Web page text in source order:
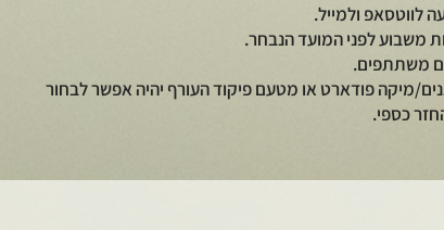
לווטסאפ ולמייל.
משבוע לפני המועד הנבחר.
משתתפים.
מיקה פודארט או מטעם פיקוד העורף יהיה אפשר לבחור
כספי.